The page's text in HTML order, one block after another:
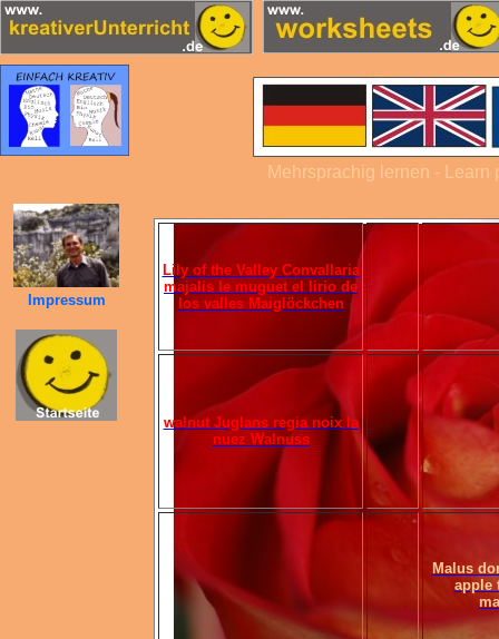
Mehrsprachig lernen -
Impressum
Lily of the Valley Convallaria
majalis le muguet el lirio de
los valles Maiglöckchen
walnut Juglans regia noix la
nuez Walnuss
Malus
apple